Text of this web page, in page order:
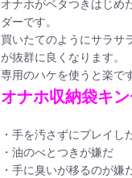
オナホがベタつきはじめ
ダーです。
買いたてのようにサラサ
が抜群に良くなります。
専用のハケを使うと楽で
オナホ収納袋キ
・手を汚さずにプレイし
・油のべとつきが嫌だ
・手に臭いが移るのが嫌